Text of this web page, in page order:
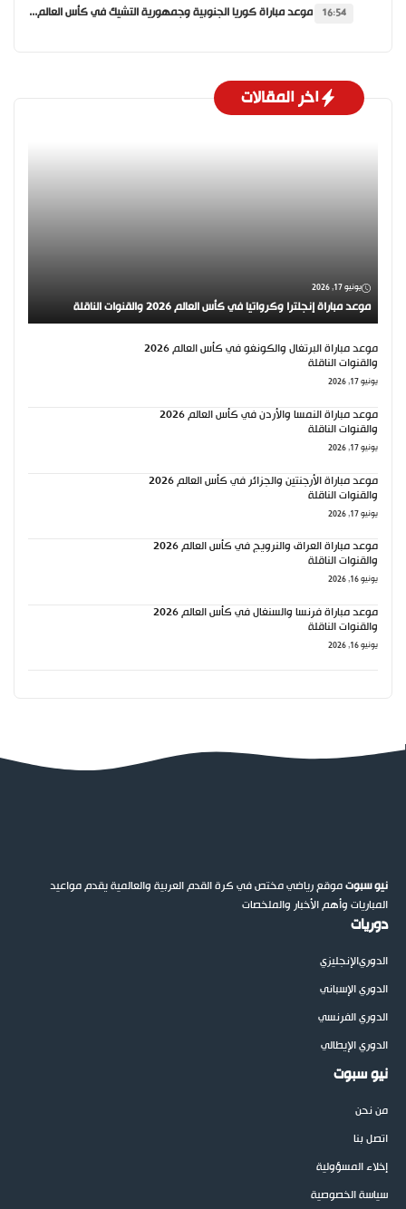
16:54 موعد مباراة كوريا الجنوبية وجمهورية التشيك في كأس العالم 2026 والقنوات الناقلة
اخر المقالات
يونيو 17, 2026
موعد مباراة إنجلترا وكرواتيا في كأس العالم 2026 والقنوات الناقلة
موعد مباراة البرتغال والكونغو في كأس العالم 2026
والقنوات الناقلة
يونيو 17, 2026
موعد مباراة النمسا والأردن في كأس العالم 2026
والقنوات الناقلة
يونيو 17, 2026
موعد مباراة الأرجنتين والجزائر في كأس العالم 2026
والقنوات الناقلة
يونيو 17, 2026
موعد مباراة العراق والنرويج في كأس العالم 2026
والقنوات الناقلة
يونيو 16, 2026
موعد مباراة فرنسا والسنغال في كأس العالم 2026
والقنوات الناقلة
يونيو 16, 2026
نيو سبوتموقع رياضي مختص في كرة القدم العربية والعالمية يقدم مواعيد
المباريات وأهم الأخبار والملخصات
دوريات
الدوريالإنجليزي
الدوري الإسباني
الدوري الفرنسي
الدوري الإيطالي
نيو سبوت
من نحن
اتصل بنا
إخلاء المسؤولية
سياسة الخصوصية